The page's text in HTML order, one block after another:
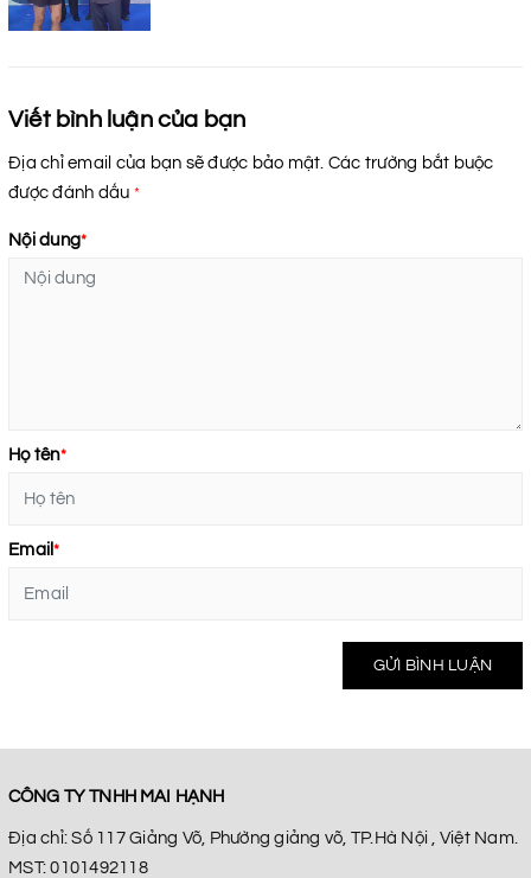
Viết bình luận của bạn
Địa chỉ email của bạn sẽ được bảo mật. Các trường bắt buộc
được đánh dấu *
Nội dung*
Họ tên*
Email*
GỬI BÌNH LUẬN
CÔNG TY TNHH MAI HẠNH
Địa chỉ: Số 117 Giảng Võ, Phường giảng võ, TP.Hà Nội , Việt Nam.
MST: 0101492118